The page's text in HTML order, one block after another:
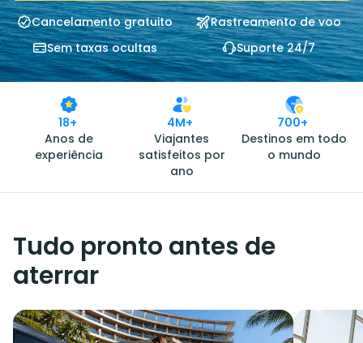
Cancelamento gratuito
Rastreamento de voo
Sem taxas ocultas
Suporte 24/7
18+
Anos de
experiência
4M+
Viajantes
satisfeitos por
ano
700+
Destinos em todo
o mundo
Tudo pronto antes de
aterrar